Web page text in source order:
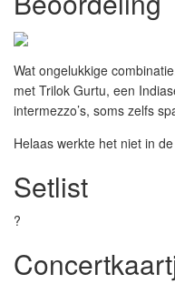
Wat ongelukkige
met Trilok Gurtu, een
intermezzo’s, soms zelfs
Helaas werkte het niet in
Setlist
?